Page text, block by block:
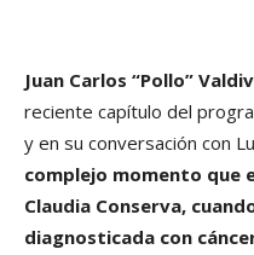
Juan Carlos “Pollo”
reciente capítulo del
y en su conversación con
complejo momento que
Claudia Conserva,
diagnosticada con